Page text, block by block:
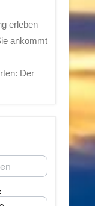
erleben
ankommt
Der